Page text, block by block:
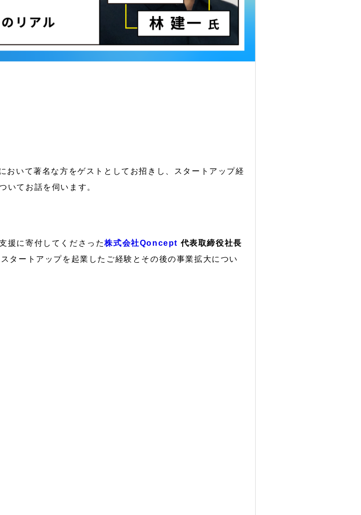
おいて著名な方をゲストとしてお招きし、スタートアップ経
いてお話を伺います。
援に寄付してくださった株式会社Qoncept 代表取締役社長
タートアップを起業したご経験とその後の事業拡大につい